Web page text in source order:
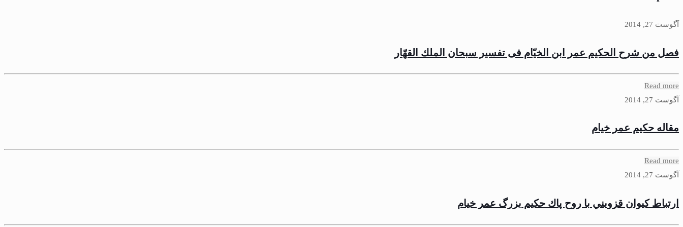
آگوست 27, 2014
فصل من شرح الحكيم عمر ابن الخيّام فى تفسير سبحان الملك القهّار
Read more
آگوست 27, 2014
مقاله حكيم عمر خيام
Read more
آگوست 27, 2014
ارتباط كيوان قزويني با روح پاك حكيم بزرگ عمر خيام